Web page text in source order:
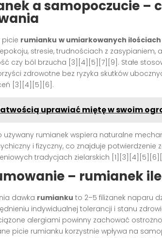
a samopoczucie –
picie rumianku w umiarkowanych ilościach
stresie, trudnościach z zasypianiem,
czy ból brzucha [3][4][5][7][9]. Stałe
zdrowotne bez ryzyka skutków
[3][4][5][6].
uprawiać miętę w swoim
używany rumianek wspiera naturalne
i fizyczny, co znajduje potwierdzenie
tradycjach zielarskich
– rumianek
dawka rumianku to 2–5 filiżanek naparu
indywidualnej tolerancji i stanu
alergiami powinny zachować
picie rumianku korzystnie wpływa na